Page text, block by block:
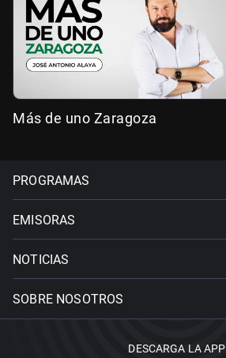
Más de uno Zaragoza
PROGRAMAS
EMISORAS
NOTICIAS
SOBRE NOSOTROS
DESCARGA LA APP